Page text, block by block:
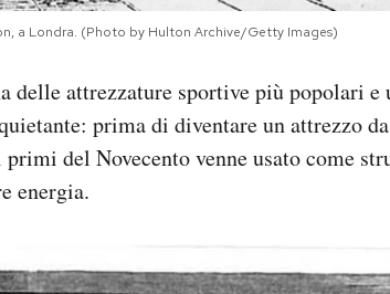
a Londra. (Photo by Hulton Archive/Getty Images)
delle attrezzature sportive più popolari e
prima di diventare un attrezzo
del Novecento venne usato come
energia.